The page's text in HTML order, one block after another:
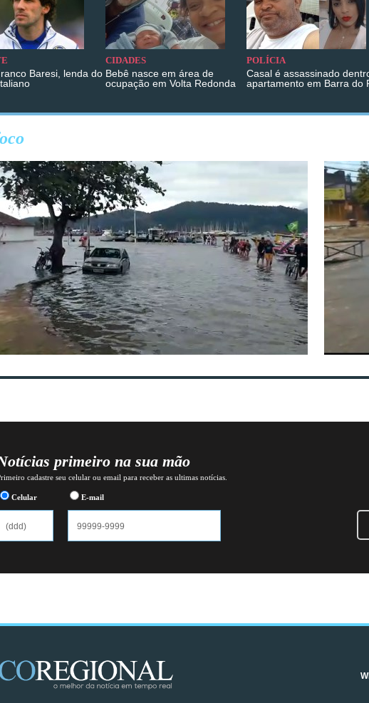
Baresi, lenda do
CIDADES
Bebê nasce em área de
ocupação em Volta Redonda
POLÍCIA
Casal é assassinado
apartamento em Barra do
primeiro na sua mão
cadastre seu celular ou email para receber as ultimas notícias.
Celular E-mail